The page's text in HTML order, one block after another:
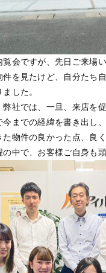
会ですが、先日ご来場
件を見たけど、自分たち
した。
弊社では、一旦、来店を
までの経緯を書き出し
物件の良かった点、良
の中で、お客様ご自身も